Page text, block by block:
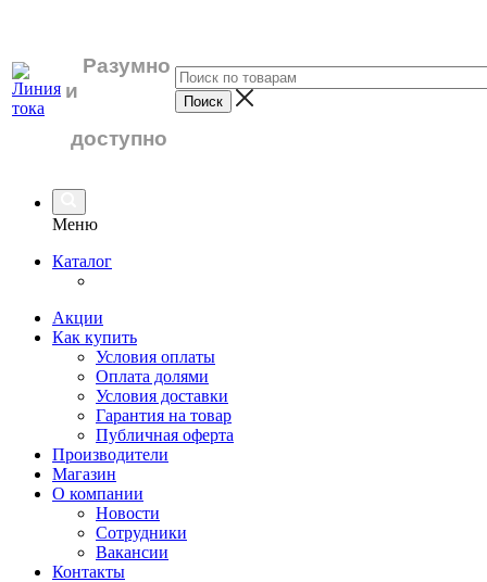
Разумно
и
доступно
Меню
Каталог
Акции
Как купить
Условия оплаты
Оплата долями
Условия доставки
Гарантия на товар
Публичная оферта
Производители
Магазин
О компании
Новости
Сотрудники
Вакансии
Контакты